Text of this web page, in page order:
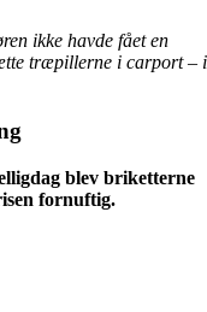
ikke havde fået en
træpillerne i carport – i
blev briketterne
fornuftig.